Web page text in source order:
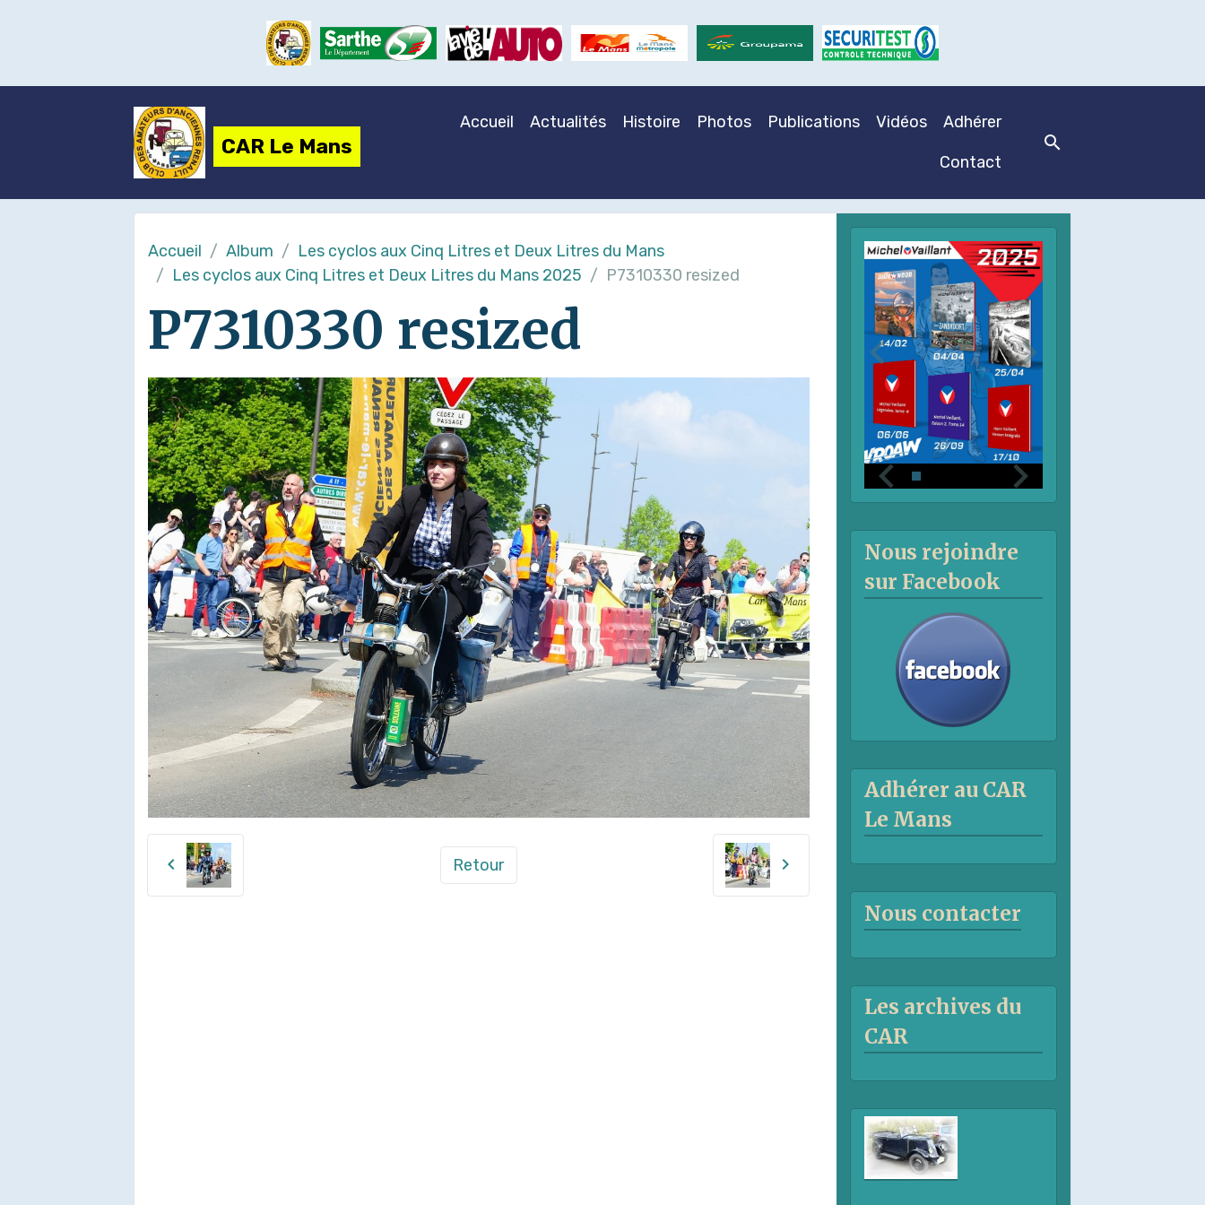
CAR Le Mans
Accueil Actualités Histoire Photos Publications Vidéos Adhérer
Contact
Accueil Album
Les cyclos aux Cinq Litres et Deux Litres du Mans
Les cyclos aux Cinq Litres et Deux Litres du Mans 2025
P7310330 resized
P7310330 resized
Retour
Nous rejoindre
sur Facebook
Adhérer au CAR
Le Mans
Nous contacter
Les archives du
CAR